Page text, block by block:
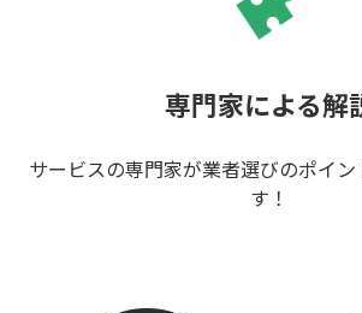
専門家による解
サービスの専門家が業者選びのポイ
す！